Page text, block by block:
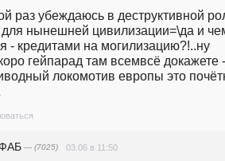
раз убеждаюсь в деструктивной
нынешней цивилизации=\да и
- кредитами на могилизацию?!..ну
гейпарад там всемвсё докажете -
локомотив европы это
— (7025) 03.06 в 11:50